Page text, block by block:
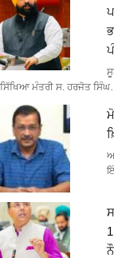
ਸਿੱਖਿਆ ਮੰਤਰੀ ਸ. ਹਰਜੋਤ